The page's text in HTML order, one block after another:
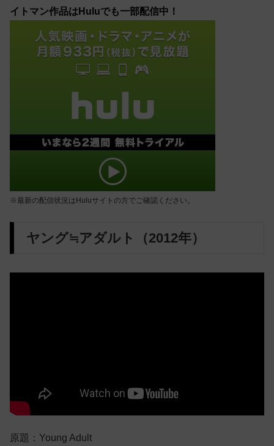
イトマン作品はHuluでも一部配信中！
※最新の配信状況はHuluサイトの方でご確認ください。
ヤング≒アダルト（2012年）
原題：Young Adult